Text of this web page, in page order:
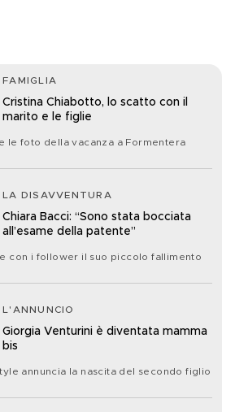
FAMIGLIA
Cristina Chiabotto, lo scatto con il
marito e le figlie
le foto della vacanza a Formentera
LA DISAVVENTURA
Chiara Bacci: “Sono stata bocciata
all’esame della patente”
con i follower il suo piccolo fallimento
L'ANNUNCIO
Giorgia Venturini è diventata mamma
bis
annuncia la nascita del secondo figlio